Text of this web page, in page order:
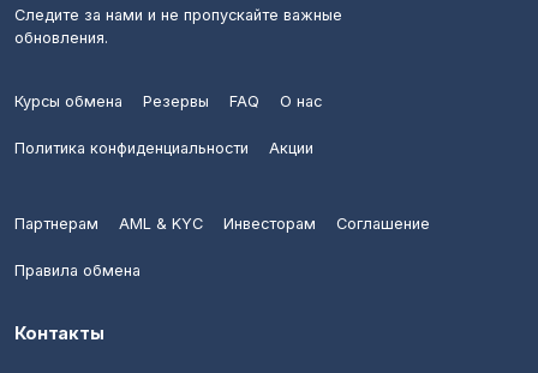
Следите за нами и не пропускайте важные
обновления.
Курсы обмена Резервы FAQ О нас
Политика конфиденциальности Акции
Партнерам AML & KYC Инвесторам Соглашение
Правила обмена
Контакты